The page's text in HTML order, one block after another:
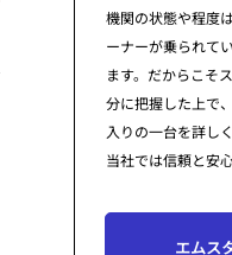
機関の状態や程度
ーナーが乗られて
ます。だからこそ
分に把握した上で
入りの一台を詳し
当社では信頼と安
エムス